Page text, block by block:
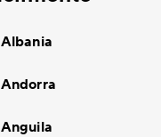
Albania
Andorra
Anguila